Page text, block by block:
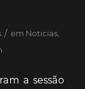
/ em Noticias
a sessão